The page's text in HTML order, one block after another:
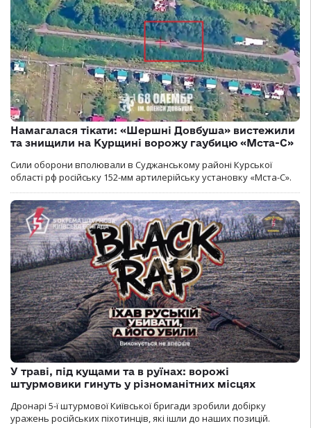
Намагалася тікати: «Шершні Довбуша» вистежили
та знищили на Курщині ворожу гаубицю «Мста-С»
Сили оборони вполювали в Суджанському районі Курської
області рф російську 152-мм артилерійську установку «Мста-С».
У траві, під кущами та в руїнах: ворожі
штурмовики гинуть у різноманітних місцях
Дронарі 5-ї штурмової Київської бригади зробили добірку
уражень російських піхотинців, які ішли до наших позицій.